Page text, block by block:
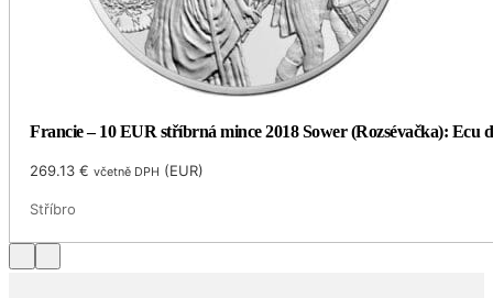
Francie – 10 EUR stříbrná mince 2018 Sower (Rozsévačka): Ecu
269.13€ včetně DPH (EUR)
Stříbro